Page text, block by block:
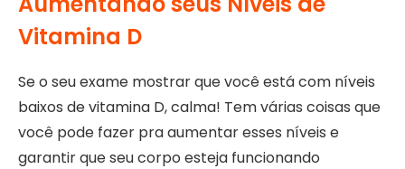
Vitamina D
Se o seu exame mostrar que você está com níveis
baixos de vitamina D, calma! Tem várias coisas que
você pode fazer pra aumentar esses níveis e
garantir que seu corpo esteja funcionando